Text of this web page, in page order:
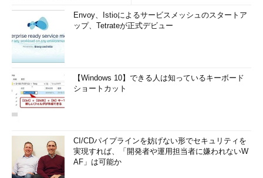
Envoy、Istioによるサービスメッシュのスタートア
ップ、Tetrateが正式デビュー
【Windows 10】できる人は知っているキーボード
ショートカット
CI/CDパイプラインを妨げない形でセキュリティを
実現すれば、「開発者や運用担当者に嫌われないW
AF」は可能か